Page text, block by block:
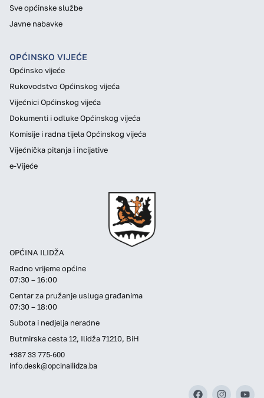
OPĆINA ILIDŽA
Radno vrijeme općine
07:30 – 16:00
Centar za pružanje usluga građanima
07:30 – 18:00
Subota i nedjelja neradne
Butmirska cesta 12, Ilidža 71210, BiH
+387 33 775-600
info.desk@opcinailidza.ba
Sve općinske službe
Javne nabavke
OPĆINSKO VIJEĆE
Općinsko vijeće
Rukovodstvo Općinskog vijeća
Vijećnici Općinskog vijeća
Dokumenti i odluke Općinskog vijeća
Komisije i radna tijela Općinskog vijeća
Vijećnička pitanja i incijative
e-Vijeće